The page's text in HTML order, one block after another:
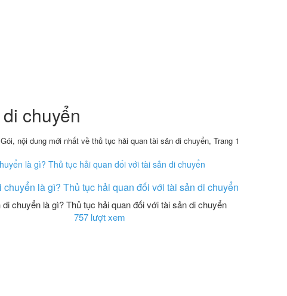
chuyển
nội dung mới nhất về thủ tục hải quan tài sản di chuyển, Trang 1
chuyển là gì? Thủ tục hải quan đối với tài sản di chuyển
di chuyển là gì? Thủ tục hải quan đối với tài sản di chuyển
757 lượt xem